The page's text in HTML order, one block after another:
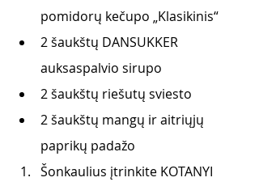
pomidorų kečupo „Klasikinis“
2 šaukštų DANSUKKER
auksaspalvio sirupo
2 šaukštų riešutų sviesto
2 šaukštų mangų ir aitriųjų
paprikų padažo
Šonkaulius įtrinkite KOTANYI